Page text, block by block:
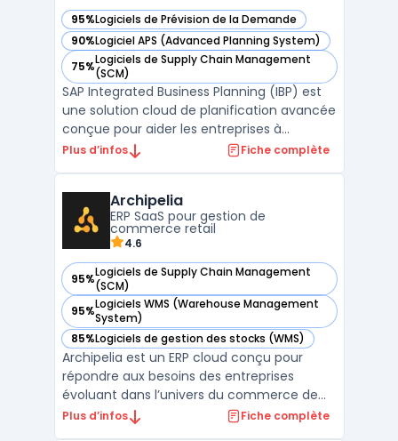
95%Logiciels de Prévision de la Demande
— voir SAP Integrated Business Planning (IBP) dans cette
90%Logiciel APS (Advanced Planning System)
— voir SAP Integrated Business Planning (IBP) dans cette
75%Logiciels de Supply Chain Management
(SCM)
— voir SAP Integrated Business Planning (IBP) dans cette
SAP Integrated Business Planning (IBP) est
une solution cloud de planification avancée
conçue pour aider les entreprises à
optimiser leurs processus stratégiques,
collaboratifs, cette plateforme permet
d’aligner la dem ...
Plus d’infos Fiche complète
Archipelia
ERP SaaS pour gestion de
commerce retail
4.6
95%Logiciels de Supply Chain Management
(SCM)
— voir Archipelia dans cette catégorie
95%Logiciels WMS (Warehouse Management
System)
— voir Archipelia dans cette catégorie
85%Logiciels de gestion des stocks (WMS)
— voir Archipelia dans cette catégorie
Archipelia est un ERP cloud conçu pour
répondre aux besoins des entreprises
évoluant dans l’univers du commerce de
détail, avec une approche centrée sur la
Plus d’infos Fiche complète